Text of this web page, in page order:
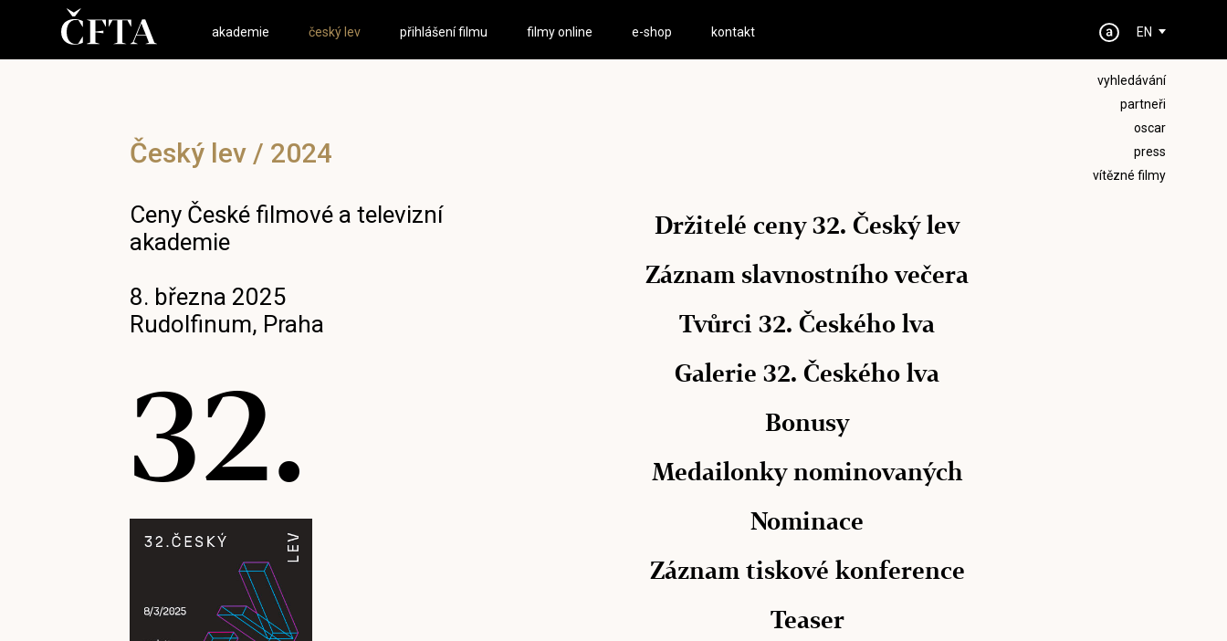
akademie český lev přihlášení filmu filmy online e-shop kontakt EN
vyhledávání
partneři
oscar
press
vítězné filmy
Český lev / 2024
Ceny České filmové a televizní
akademie
8. března 2025
Rudolfinum, Praha
32.
Držitelé ceny 32. Český lev
Záznam slavnostního večera
Tvůrci 32. Českého lva
Galerie 32. Českého lva
Bonusy
Medailonky nominovaných
Nominace
Záznam tiskové konference
Teaser